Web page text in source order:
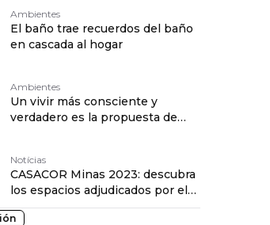
Ambientes
El baño trae recuerdos del baño
en cascada al hogar
Ambientes
Un vivir más consciente y
verdadero es la propuesta de
Notícias
CASACOR Minas 2023: descubra
los espacios adjudicados por el
Estado de Minas